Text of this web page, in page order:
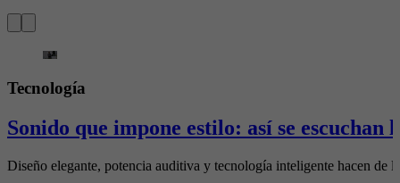
Tecnología
Sonido que impone estilo: así se
Diseño elegante, potencia auditiva y tecnología inteligente hacen de